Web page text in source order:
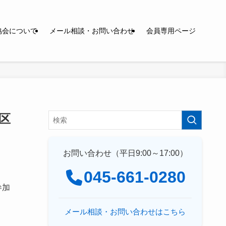
会について メール相談・お問い合わせ 会員専用ページ
加
お問い合わせ（平日9:00～17:00）
045-661-0280
メール相談・お問い合わせはこちら